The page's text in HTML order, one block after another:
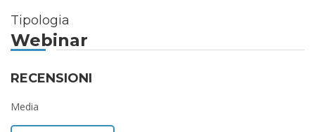
Tipologia
Webinar
RECENSIONI
Media